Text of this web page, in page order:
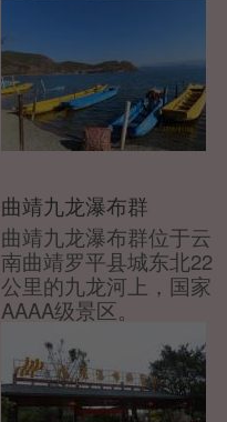
曲靖九龙瀑布群
曲靖九龙瀑布群位于云
南曲靖罗平县城东北22
公里的九龙河上，国家
AAAA级景区。